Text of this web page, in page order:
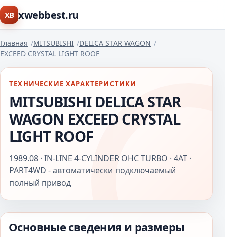
XB xwebbest.ru
Главная MITSUBISHI
DELICA STAR WAGON
EXCEED CRYSTAL LIGHT ROOF
ТЕХНИЧЕСКИЕ ХАРАКТЕРИСТИКИ
MITSUBISHI DELICA STAR
WAGON EXCEED CRYSTAL
LIGHT ROOF
1989.08 · IN-LINE 4-CYLINDER OHC TURBO · 4AT ·
PART4WD - автоматически подключаемый
полный привод
Основные сведения и размеры